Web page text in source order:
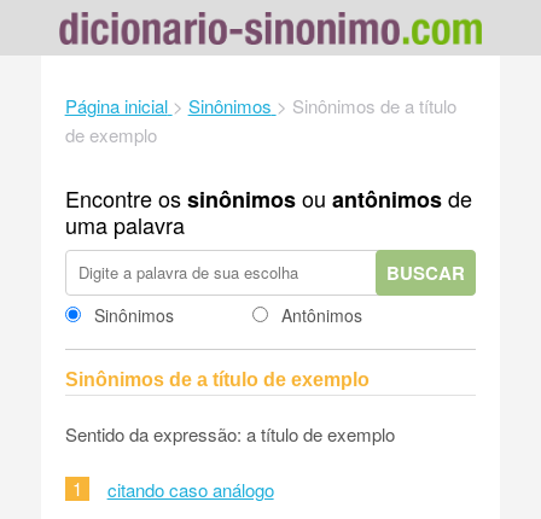
Página inicial > Sinônimos > Sinônimos de a título
de exemplo
Encontre ossinônimosou antônimosde
uma palavra
BUSCAR
Sinônimos Antônimos
Sinônimos de a título de exemplo
Sentido da expressão: a título de exemplo
1 citando caso análogo